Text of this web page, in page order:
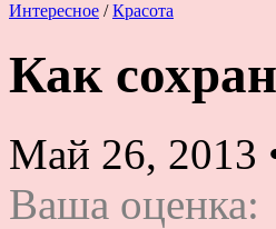
Интересное / Красота
Как
Май 26, 2013
Ваша оценка: